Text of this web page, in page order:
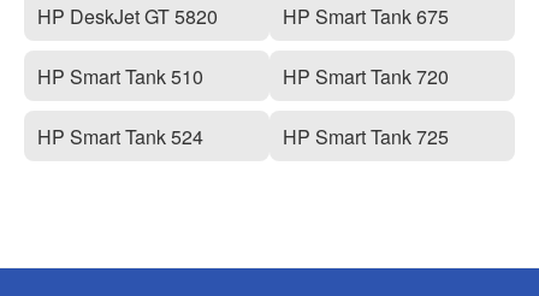
HP DeskJet GT 5820
HP Smart Tank 510
HP Smart Tank 524
HP Smart Tank 675
HP Smart Tank 720
HP Smart Tank 725